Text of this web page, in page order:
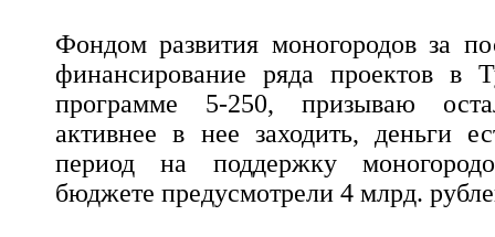
Фондом развития моногородов за
финансирование ряда проектов в
программе 5-250, призываю
активнее в нее заходить, деньги
период на поддержку
бюджете предусмотрели 4 млрд.